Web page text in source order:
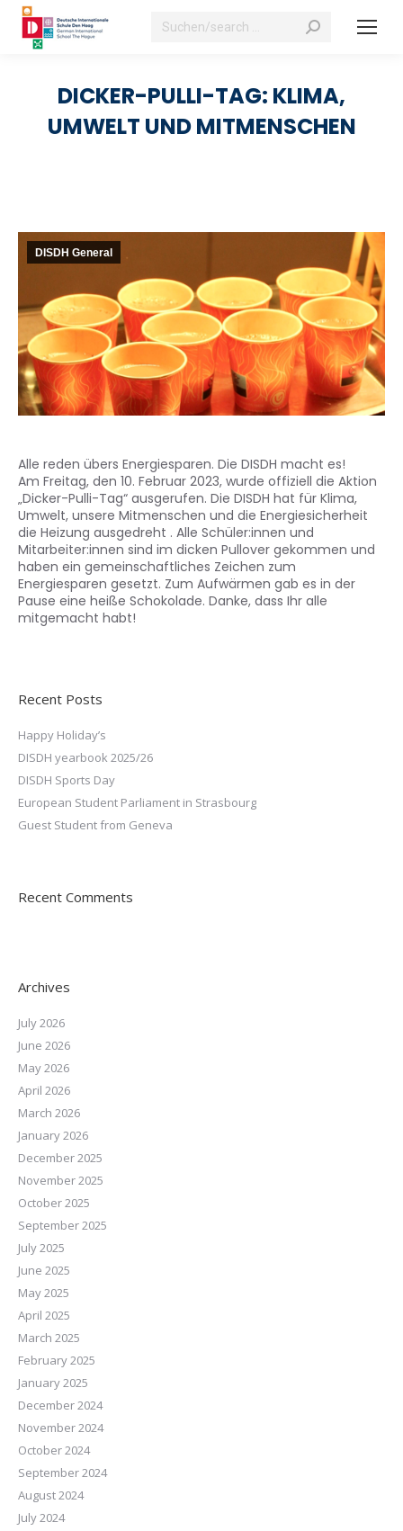
Search:
DICKER-PULLI-TAG: KLIMA,
UMWELT UND MITMENSCHEN
DISDH General
Alle reden übers Energiesparen. Die DISDH macht es!
Am Freitag, den 10. Februar 2023, wurde offiziell die Aktion
„Dicker-Pulli-Tag“ ausgerufen. Die DISDH hat für Klima,
Umwelt, unsere Mitmenschen und die Energiesicherheit
die Heizung ausgedreht . Alle Schüler:innen und
Mitarbeiter:innen sind im dicken Pullover gekommen und
haben ein gemeinschaftliches Zeichen zum
Energiesparen gesetzt. Zum Aufwärmen gab es in der
Pause eine heiße Schokolade. Danke, dass Ihr alle
mitgemacht habt!
Recent Posts
Happy Holiday’s
DISDH yearbook 2025/26
DISDH Sports Day
European Student Parliament in Strasbourg
Guest Student from Geneva
Recent Comments
Archives
July 2026
June 2026
May 2026
April 2026
March 2026
January 2026
December 2025
November 2025
October 2025
September 2025
July 2025
June 2025
May 2025
April 2025
March 2025
February 2025
January 2025
December 2024
November 2024
October 2024
September 2024
August 2024
July 2024